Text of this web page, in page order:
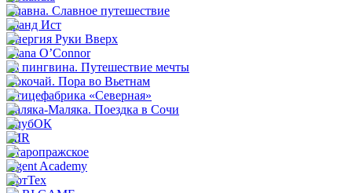
Славна. Славное путешествие
Гранд Ист
Энергия Руки Вверх
Diana O’Connor
33 пингвина. Путешествие мечты
Сокочай. Пора во Вьетнам
Птицефабрика «Северная»
Каляка-Маляка. Поездка в Сочи
КлубОК
MIR
Старопражское
Agent Academy
АртТех